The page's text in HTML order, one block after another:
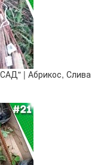
| Абрикос, Слива